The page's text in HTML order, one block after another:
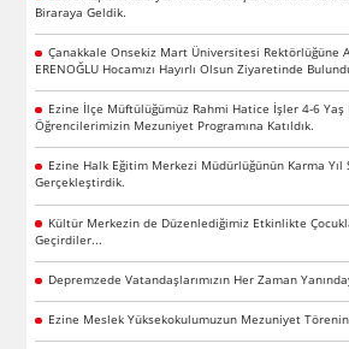
Biraraya Geldik.
Çanakkale Onsekiz Mart Üniversitesi Rektörlüğüne
ERENOĞLU Hocamızı Hayırlı Olsun Ziyaretinde
Ezine İlçe Müftülüğümüz Rahmi Hatice İşler 4-6 Yaş
Öğrencilerimizin Mezuniyet Programına Katıldık.
Ezine Halk Eğitim Merkezi Müdürlüğünün Karma Yıl
Gerçekleştirdik.
Kültür Merkezin de Düzenlediğimiz Etkinlikte
Geçirdiler...
Depremzede Vatandaşlarımızın Her Zaman
Ezine Meslek Yüksekokulumuzun Mezuniyet